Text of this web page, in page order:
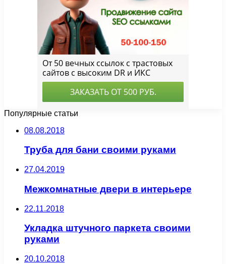
Популярные статьи
08.08.2018
Труба для бани своими руками
27.04.2019
Межкомнатные двери в интерьере
22.11.2018
Укладка штучного паркета своими
руками
20.10.2018